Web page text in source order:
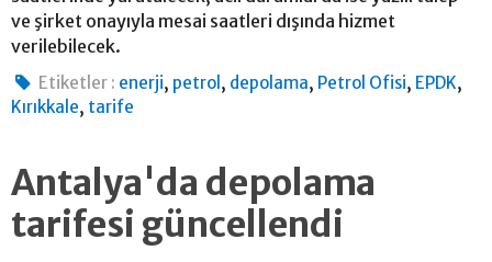
ve şirket onayıyla mesai saatleri dışında hizmet
verilebilecek.
Etiketler : enerji, petrol , depolama, Petrol Ofisi, EPDK,
Kırıkkale, tarife
Antalya'da depolama
tarifesi güncellendi